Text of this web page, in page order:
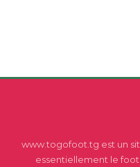
www.togofoot.tg est un
essentiellement le